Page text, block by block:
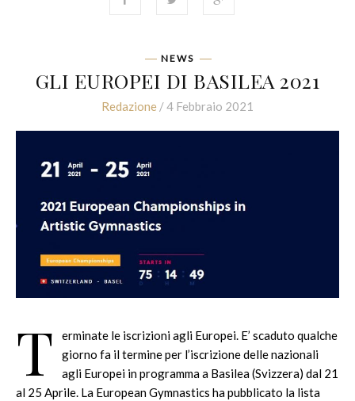
NEWS
GLI EUROPEI DI BASILEA 2021
Redazione / 4 Febbraio 2021
T
erminate le iscrizioni agli Europei. E’ scaduto qualche
giorno fa il termine per l’iscrizione delle nazionali
agli Europei in programma a Basilea (Svizzera) dal 21
al 25 Aprile. La European Gymnastics ha pubblicato la lista